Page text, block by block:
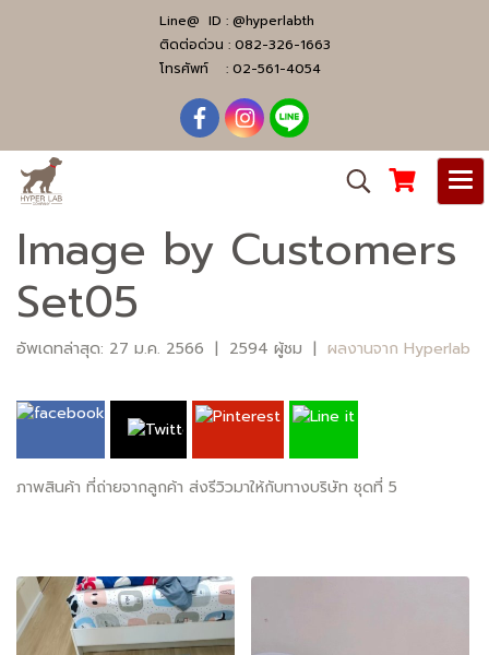
Line@ ID : @hyperlabth
ติดต่อด่วน : 082-326-1663
โทรศัพท์ : 02-561-4054
Image by Customers
Set05
อัพเดทล่าสุด: 27 ม.ค. 2566 | 2594 ผู้ชม | ผลงานจาก Hyperlab
ภาพสินค้า ที่ถ่ายจากลูกค้า ส่งรีวิวมาให้กับทางบริษัท ชุดที่ 5